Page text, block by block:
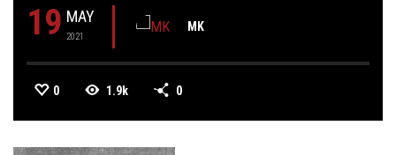
19 MAY
2021
MK
0 1.9k 0